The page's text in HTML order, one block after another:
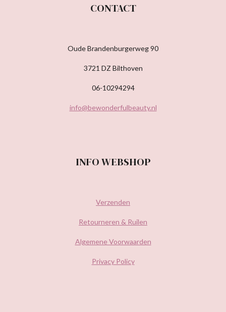
CONTACT
Oude Brandenburgerweg 90
3721 DZ Bilthoven
06-10294294
info@bewonderfulbeauty.nl
INFO WEBSHOP
Verzenden
Retourneren & Ruilen
Algemene Voorwaarden
Privacy Policy